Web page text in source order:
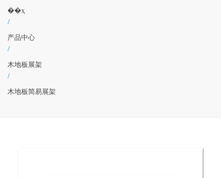
��ҳ
/
产品中心
/
木地板展架
/
木地板简易展架